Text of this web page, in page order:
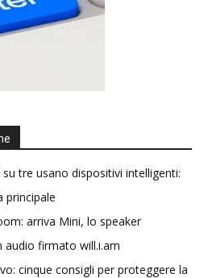
tre usano dispositivi intelligenti:
principale
arriva Mini, lo speaker
firmato will.i.am
cinque consigli per proteggere la